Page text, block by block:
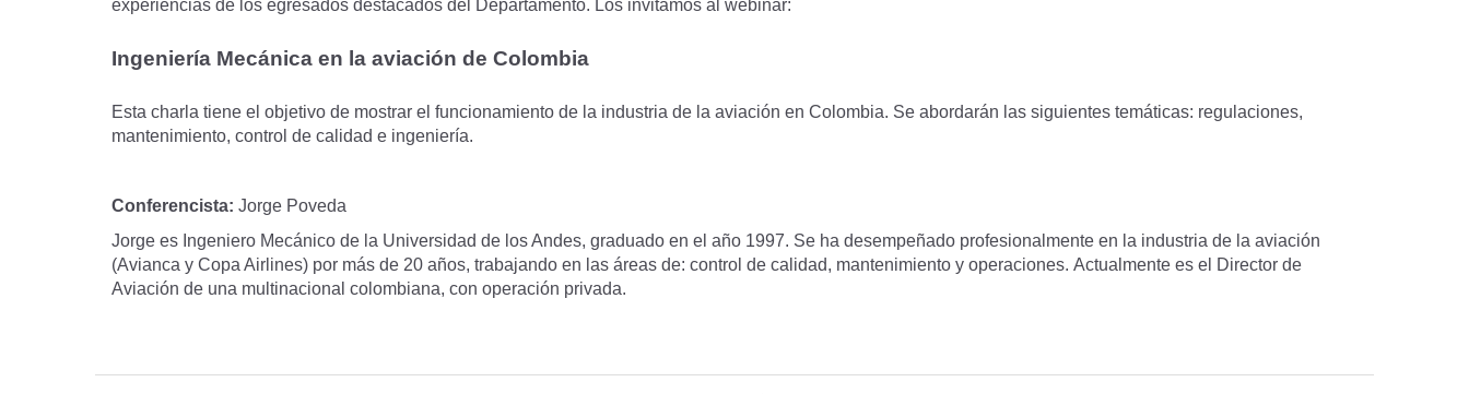
experiencias de los egresados destacados del Departamento. Los invitamos al webinar:
Ingeniería Mecánica en la aviación de Colombia
Esta charla tiene el objetivo de mostrar el funcionamiento de la industria de la aviación en Colombia. Se abordarán las siguientes temáticas: regulaciones,
mantenimiento, control de calidad e ingeniería.
Conferencista: Jorge Poveda
Jorge es Ingeniero Mecánico de la Universidad de los Andes, graduado en el año 1997. Se ha desempeñado profesionalmente en la industria de la aviación
(Avianca y Copa Airlines) por más de 20 años, trabajando en las áreas de: control de calidad, mantenimiento y operaciones. Actualmente es el Director de
Aviación de una multinacional colombiana, con operación privada.